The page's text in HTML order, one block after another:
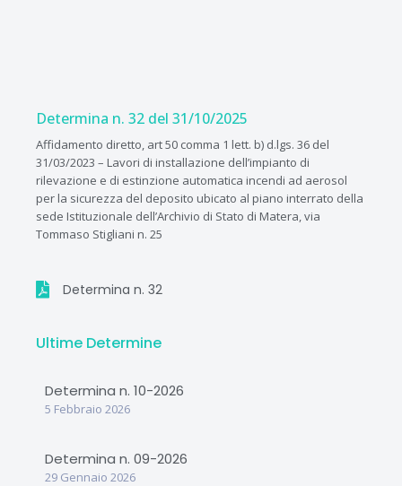
Determina n. 32 del 31/10/2025
Affidamento diretto, art 50 comma 1 lett. b) d.lgs. 36 del
31/03/2023 – Lavori di installazione dell’impianto di
rilevazione e di estinzione automatica incendi ad aerosol
per la sicurezza del deposito ubicato al piano interrato della
sede Istituzionale dell’Archivio di Stato di Matera, via
Tommaso Stigliani n. 25
Determina n. 32
Ultime Determine
Determina n. 10-2026
5 Febbraio 2026
Determina n. 09-2026
29 Gennaio 2026